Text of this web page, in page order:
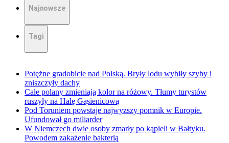
Najnowsze
Tagi
Potężne gradobicie nad Polską. Bryły lodu wybiły szyby i
zniszczyły dachy
Całe polany zmieniają kolor na różowy. Tłumy turystów
ruszyły na Halę Gąsienicową
Pod Toruniem powstaje najwyższy pomnik w Europie.
Ufundował go miliarder
W Niemczech dwie osoby zmarły po kąpieli w Bałtyku.
Powodem zakażenie bakterią